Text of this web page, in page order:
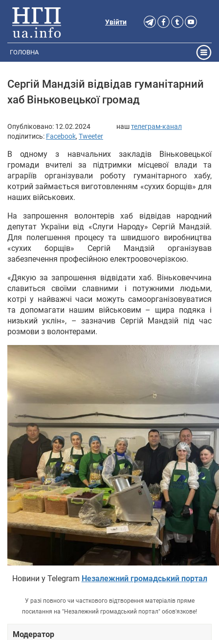
Увійти
ГОЛОВНА
Сергій Мандзій відвідав гуманітарний
хаб Віньковецької громад
Опубліковано: 12.02.2024 наштелеграм-канал
поділитись: Facebook, Tweeter
В одному з навчальних закладів Віньковецької
громади вчителі за підтримки місцевої влади та
аграріїв організували роботу гуманітарного хабу,
котрий займається виготовленням «сухих борщів» для
наших військових.
На запрошення волонтерів хаб відвідав народний
депутат України від «Слуги Народу» Сергій Мандзій.
Для полегшення процесу та швидшого виробництва
«сухих борщів» Сергій Мандзій організував
забезпечення професійною електроовочерізкою.
«Дякую за запрошення відвідати хаб. Віньковеччина
славиться своїми славними і потужними людьми,
котрі у найважчі часи можуть самоорганізовуватися
та допомагати нашим військовим – щира подяка і
низький уклін», – зазначив Сергій Мандзій під час
розмови з волонтерами.
Новини у Telegram Незалежний громадський портал
У разі повного чи часткового відтворення матеріалів пряме
посилання на "Незалежний громадський портал" обов'язкове!
Модератор